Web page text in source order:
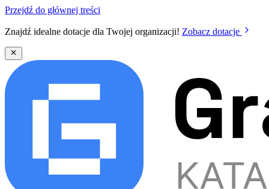
Przejdź do głównej treści
Znajdź idealne dotacje dla Twojej organizacji! Zobacz dotacje